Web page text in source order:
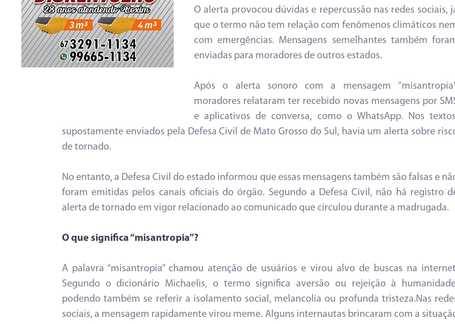
O alerta provocou dúvidas e repercussão nas redes sociais,
que o termo não tem relação com fenômenos climáticos
com emergências. Mensagens semelhantes também
enviadas para moradores de outros estados.
Após o alerta sonoro com a mensagem
moradores relataram ter recebido novas mensagens por
e aplicativos de conversa, como o WhatsApp. Nos
supostamente enviados pela Defesa Civil de Mato Grosso do Sul, havia um alerta sobre
de tornado.
No entanto, a Defesa Civil do estado informou que essas mensagens também são falsas e
foram emitidas pelos canais oficiais do órgão. Segundo a Defesa Civil, não há registro
alerta de tornado em vigor relacionado ao comunicado que circulou durante a madrugada.
O que significa “misantropia”?
A palavra “misantropia” chamou atenção de usuários e virou alvo de buscas na
Segundo o dicionário Michaelis, o termo significa aversão ou rejeição à
podendo também se referir a isolamento social, melancolia ou profunda tristeza.Nas
sociais, a mensagem rapidamente virou meme. Alguns internautas brincaram com a